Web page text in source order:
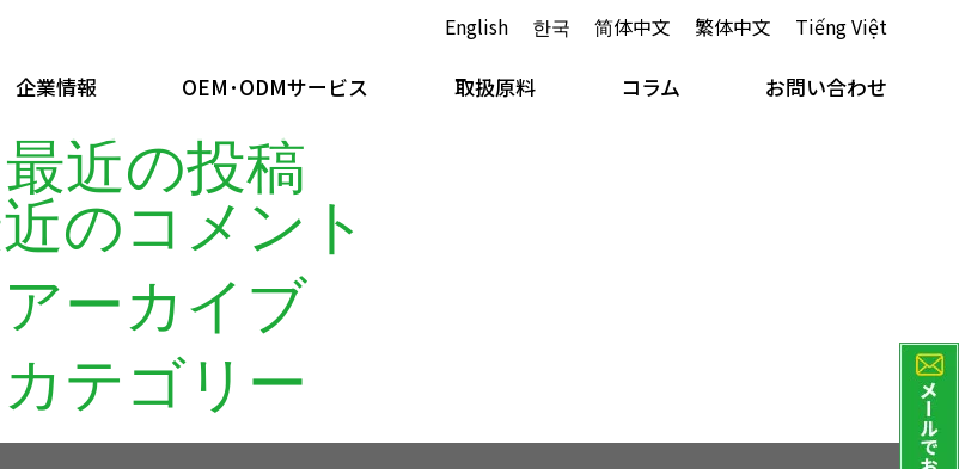
English 한국 简体中文 繁体中文 Tiếng Việt
企業情報 OEM･ODMサービス 取扱原料 コラム お問い合わせ
最近の投稿
のコメント
アーカイブ
カテゴリー